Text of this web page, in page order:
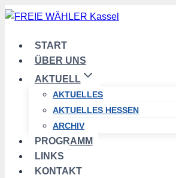
Zum
springenSTART
ÜBER UNS
AKTUELL
AKTUELLES
AKTUELLES HESSEN
ARCHIV
PROGRAMM
LINKS
KONTAKT